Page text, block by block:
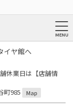
イヤ館へ
休業日は【店舗情
町985
Map